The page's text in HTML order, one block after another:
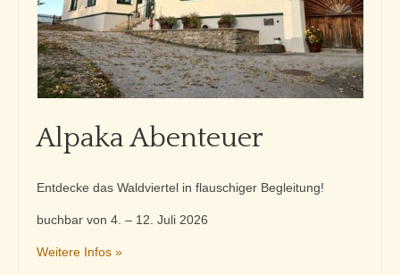
Alpaka Abenteuer
Entdecke das Waldviertel in flauschiger Begleitung!
buchbar von 4. – 12. Juli 2026
Weitere Infos »